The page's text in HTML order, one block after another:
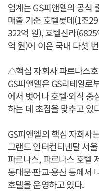
업계는 GS피앤엘의 공식
매출 기준 호텔롯데(1조
322억 원), 호텔신라
억 원)에 이은 국내 다섯
△핵심 자회사 파르나스
GS피앤엘은 GS리테일로
에서 벗어나 호텔·외식
하는 데 초점을 맞추고 있
GS피앤엘의 핵심 자회사
그랜드 인터컨티넨탈 서
파르나스, 파르나스 호텔
동대문·판교·용산 등에서
호텔을 운영하고 있다.